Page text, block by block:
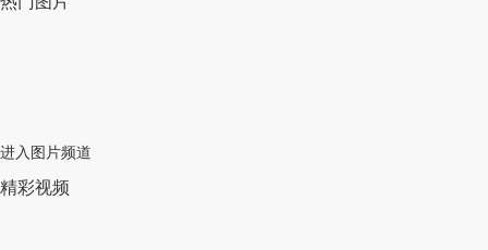
进入图片频道
精彩视频